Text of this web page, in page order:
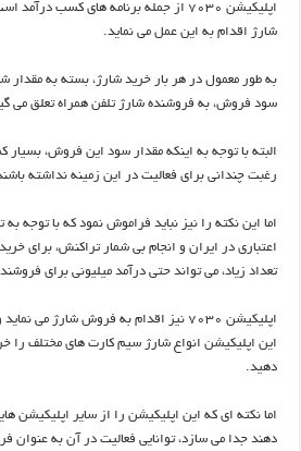
اپلیکیشن ۷۰۳۰ از جمله برنامه های کسب
شارژ اقدام به این عمل می نماید.
به طور معمول در هر بار خرید شارژ، بسته به مقدار
سود فروش، به فروشنده شارژ تلفن همراه تعلق می
البته با توجه به اینکه مقدار سود این فروش، بسیار
رغبت چندانی برای فعالیت در این زمینه نداشته
اما این نکته را نیز نباید فراموش نمود که با توجه
اعتباری در ایران و انجام بی شمار تراکنش، برای
تعداد زیاد، می تواند حتی درآمد میلیونی برای
اپلیکیشن ۷۰۳۰ نیز اقدام به فروش شارژ می
این اپلیکیشن انواع شارژ سیم کارت های مختلف را
دهید.
اما نکته ای که این اپلیکیشن را از سایر اپلیکیشن
دهند جدا می سازد، توانایی فعالیت در آن به عنوان